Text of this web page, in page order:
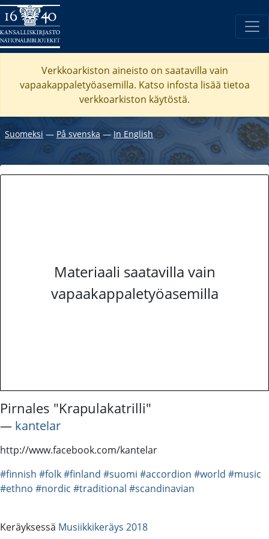
Verkkoarkiston aineisto on saatavilla vain
vapaakappaletyöasemilla. Katso infosta lisää tietoa
verkkoarkiston käytöstä.
Suomeksi ― På svenska ― In English
Materiaali saatavilla vain
vapaakappaletyöasemilla
Pirnales "Krapulakatrilli"
― kantelar
http://www.facebook.com/kantelar
#finnish #folk#finland #suomi #accordion #world #music
#ethno #nordic #traditional #scandinavian
Keräyksessä Musiikkikeräys 2018